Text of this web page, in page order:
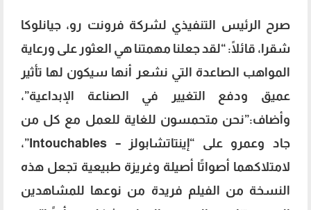
صرح الرئيس التنفيذي لشركة فرونت رو، جيانلوكا
شقرا، قائلًا: “لقد جعلنا مهمتنا هي العثور على ورعاية
المواهب الصاعدة التي نشعر أنها سيكون لها تأثير
عميق ودفع التغيير في الصناعة الإبداعية”،
وأضاف:”نحن متحمسون للغاية للعمل مع كل من
جاد وعمرو على “إينتاتشابولز – Intouchables”،
لامتلاكهما أصواتًا أصيلة وغريزة طبيعية تجعل هذه
النسخة من الفيلم فريدة من نوعها للمشاهدين